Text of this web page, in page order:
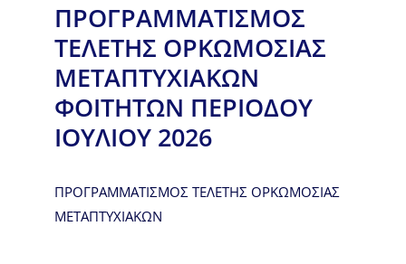
ΠΡΟΓΡΑΜΜΑΤΙΣΜΟΣ
ΤΕΛΕΤΗΣ ΟΡΚΩΜΟΣΙΑΣ
ΜΕΤΑΠΤΥΧΙΑΚΩΝ
ΦΟΙΤΗΤΩΝ ΠΕΡΙΟΔΟΥ
ΙΟΥΛΙΟΥ 2026
ΠΡΟΓΡΑΜΜΑΤΙΣΜΟΣ ΤΕΛΕΤΗΣ ΟΡΚΩΜΟΣΙΑΣ
ΜΕΤΑΠΤΥΧΙΑΚΩΝ